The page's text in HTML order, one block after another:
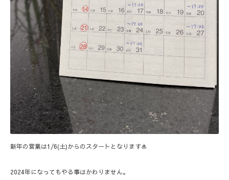
新年の営業は1/6(土)からのスタートとなります🎍
2024年になってもやる事はかわりません。